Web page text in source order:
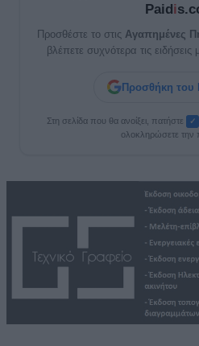
Paidi
Προσθέστε το στις Αγαπημένες
βλέπετε συχνότερα τις
Προσθήκη του
Στη σελίδα που θα ανοίξει, πατήστε ✓
ολοκληρώσετε την